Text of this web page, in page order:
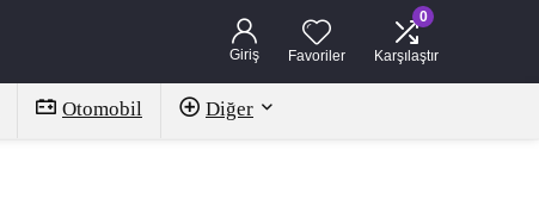
Giriş Favoriler
0
Karşılaştır
Otomobil Diğer